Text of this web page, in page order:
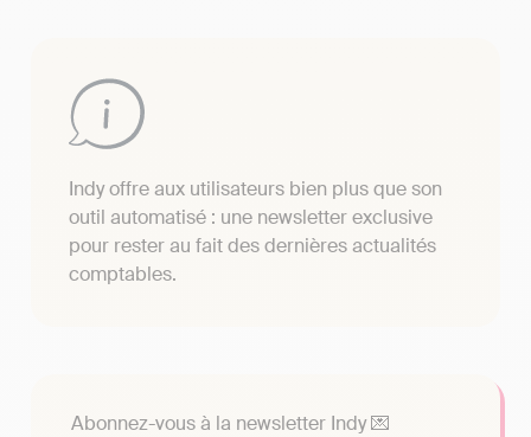
Indy offre aux utilisateurs bien plus que son
outil automatisé : une newsletter exclusive
pour rester au fait des dernières actualités
comptables.
Abonnez-vous à la newsletter Indy 💌